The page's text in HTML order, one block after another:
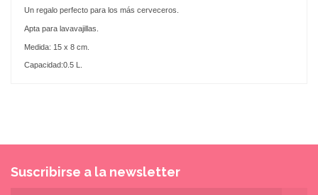
Un regalo perfecto para los más cerveceros.
Apta para lavavajillas.
Medida: 15 x 8 cm.
Capacidad:0.5 L.
Suscribirse a la newsletter